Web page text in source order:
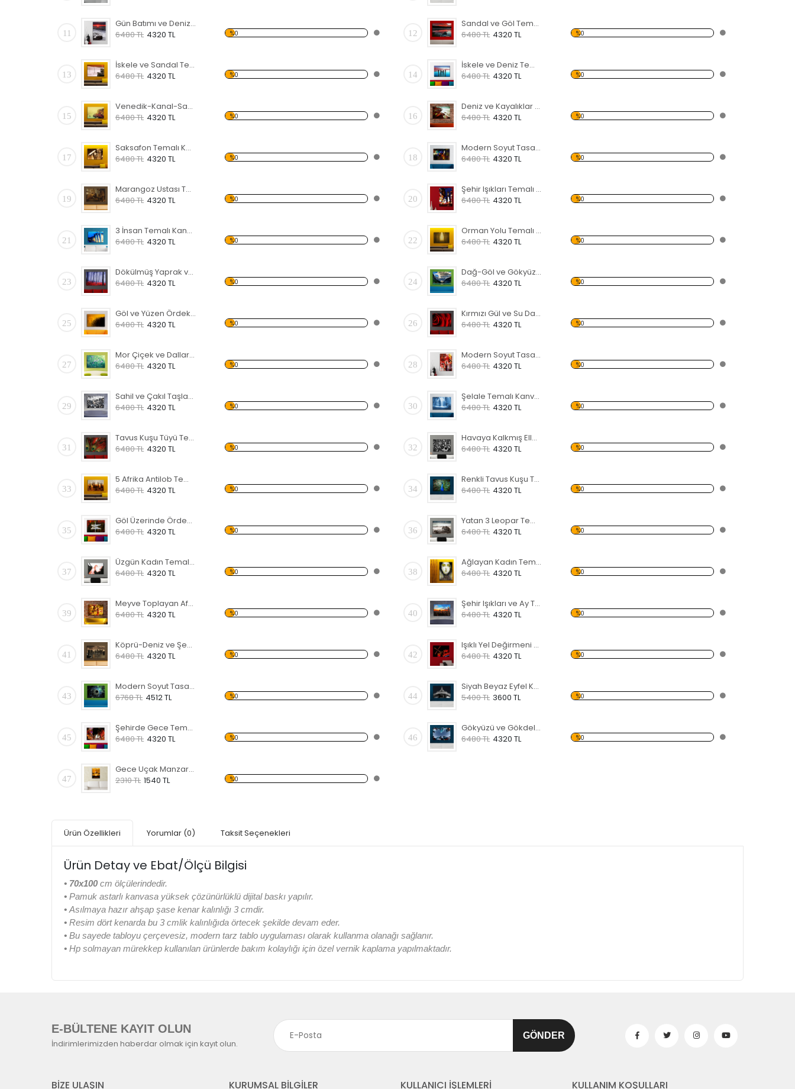
11
Gün Batımı ve Deniz Temalı Kanvas Tablo
6480 TL 4320 TL %0 12
Sandal ve Göl Temalı Kanvas Tablo
6480 TL 4320 TL %0
13
İskele ve Sandal Temalı Kanvas Tablo
6480 TL 4320 TL %0 14
İskele ve Deniz Temalı Kanvas Tablo
6480 TL 4320 TL %0
15
Venedik-Kanal-Sandal Kanvas Tablo
6480 TL 4320 TL %0 16
Deniz ve Kayalıklar Temalı Kanvas Tablo
6480 TL 4320 TL %0
17
Saksafon Temalı Kanvas Tablo
6480 TL 4320 TL %0 18
Modern Soyut Tasarım 41 Temalı Kanvas Tablo
6480 TL 4320 TL %0
19
Marangoz Ustası Temalı Kanvas Tablo
6480 TL 4320 TL %0 20
Şehir Işıkları Temalı Kanvas Tablo
6480 TL 4320 TL %0
21
3 İnsan Temalı Kanvas Tablo
6480 TL 4320 TL %0 22
Orman Yolu Temalı Kanvas Tablo
6480 TL 4320 TL %0
23
Dökülmüş Yaprak ve Orman Kanvas Tablo
6480 TL 4320 TL %0 24
Dağ-Göl ve Gökyüzü Temalı Kanvas Tablo
6480 TL 4320 TL %0
25
Göl ve Yüzen Ördekler Temalı Kanvas Tablo
6480 TL 4320 TL %0 26
Kırmızı Gül ve Su Damlaları Kanvas Tablo
6480 TL 4320 TL %0
27
Mor Çiçek ve Dallar Temalı Kanvas Tablo
6480 TL 4320 TL %0 28
Modern Soyut Tasarım 25 Temalı Kanvas Tablo
6480 TL 4320 TL %0
29
Sahil ve Çakıl Taşları Temalı Kanvas Tablo
6480 TL 4320 TL %0 30
Şelale Temalı Kanvas Tablo
6480 TL 4320 TL %0
31
Tavus Kuşu Tüyü Temalı Kanvas Tablo
6480 TL 4320 TL %0 32
Havaya Kalkmış Eller Temalı Kanvas Tablo
6480 TL 4320 TL %0
33
5 Afrika Antilob Temalı Kanvas Tablo
6480 TL 4320 TL %0 34
Renkli Tavus Kuşu Temalı Kanvas Tablo
6480 TL 4320 TL %0
35
Göl Üzerinde Ördek Temalı Kanvas Tablo
6480 TL 4320 TL %0 36
Yatan 3 Leopar Temalı Kanvas Tablo
6480 TL 4320 TL %0
37
Üzgün Kadın Temalı Kanvas Tablo
6480 TL 4320 TL %0 38
Ağlayan Kadın Temalı Kanvas Tablo
6480 TL 4320 TL %0
39
Meyve Toplayan Afrikalı Kadınlar Kanvas Tablo
6480 TL 4320 TL %0 40
Şehir Işıkları ve Ay Temalı Kanvas Tablo
6480 TL 4320 TL %0
41
Köprü-Deniz ve Şehir Temalı Kanvas Tablo
6480 TL 4320 TL %0 42
Işıklı Yel Değirmeni Temalı Kanvas Tablo
6480 TL 4320 TL %0
43
Modern Soyut Tasarım 12 Temalı Kanvas Tablo
6768 TL 4512 TL %0 44
Siyah Beyaz Eyfel Kulesi Temalı Kanvas Tablo
5400 TL 3600 TL %0
45
Şehirde Gece Temalı Kanvas Tablo
6480 TL 4320 TL %0 46
Gökyüzü ve Gökdelen Temalı Kanvas Tablo
6480 TL 4320 TL %0
47
Gece Uçak Manzaralı Kanvas Tablo
2310 TL 1540 TL %0
Ürün Özellikleri Yorumlar (0) Taksit Seçenekleri
Ürün Detay ve Ebat/Ölçü Bilgisi
• 70x100 cm ölçülerindedir.
• Pamuk astarlı kanvasa yüksek çözünürlüklü dijital baskı yapılır.
• Asılmaya hazır ahşap şase kenar kalınlığı 3 cmdir.
• Resim dört kenarda bu 3 cmlik kalınlığıda örtecek şekilde devam eder.
• Bu sayede tabloyu çerçevesiz, modern tarz tablo uygulaması olarak kullanma olanağı sağlanır.
• Hp solmayan mürekkep kullanılan ürünlerde bakım kolaylığı için özel vernik kaplama yapılmaktadır.
E-BÜLTENE KAYIT OLUN
İndirimlerimizden haberdar olmak için kayıt olun.
BİZE ULAŞIN KURUMSAL BİLGİLER KULLANICI İŞLEMLERİ KULLANIM KOŞULLARI